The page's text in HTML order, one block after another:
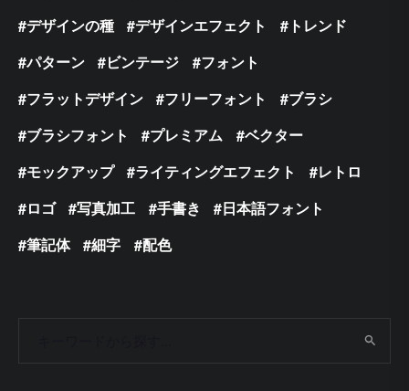
デザインの種
デザインエフェクト
トレンド
パターン
ビンテージ
フォント
フラットデザイン
フリーフォント
ブラシ
ブラシフォント
プレミアム
ベクター
モックアップ
ライティングエフェクト
レトロ
ロゴ
写真加工 手書き
日本語フォント
筆記体
細字 配色